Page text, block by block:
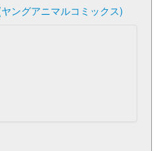
ングアニマルコミックス)